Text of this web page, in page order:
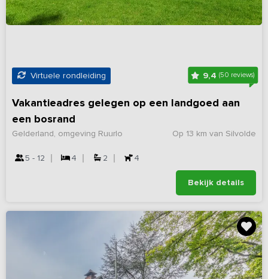
Virtuele rondleiding 9,4 (50 reviews)
Vakantieadres gelegen op een landgoed aan
een bosrand
Op 13 km van Silvolde
Gelderland, omgeving Ruurlo
5 - 12 4 2 4
Bekijk details